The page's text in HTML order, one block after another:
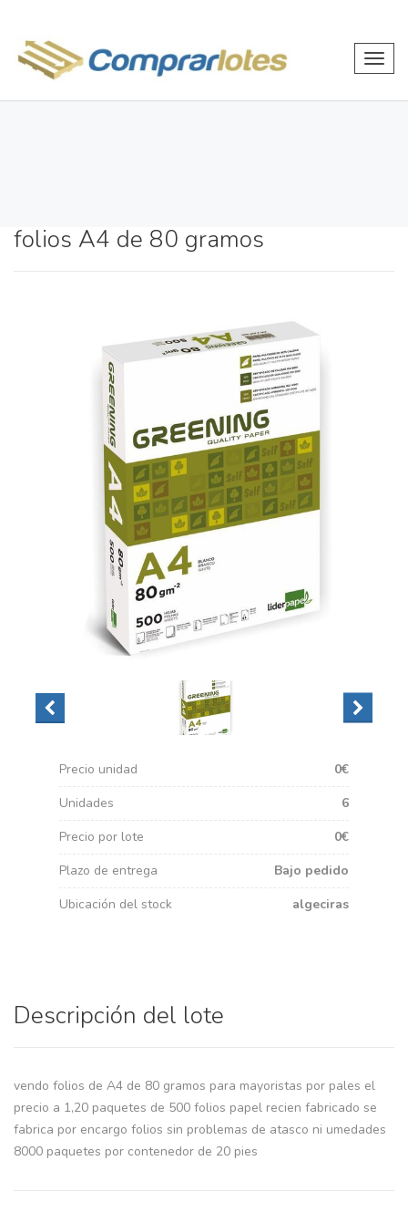
folios A4 de 80 gramos
Precio unidad
0€
Unidades
6
Precio por lote
0€
Plazo de entrega
Bajo pedido
Ubicación del stock
algeciras
Descripción del lote
vendo folios de A4 de 80 gramos para mayoristas por pales el
precio a 1,20 paquetes de 500 folios papel recien fabricado se
fabrica por encargo folios sin problemas de atasco ni umedades
8000 paquetes por contenedor de 20 pies